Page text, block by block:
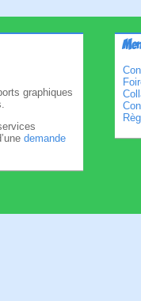
graphiques
demande